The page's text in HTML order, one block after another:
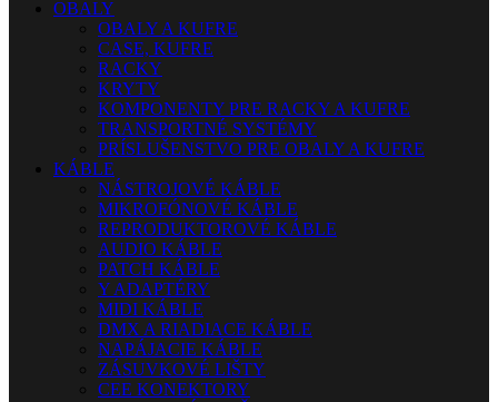
OBALY
OBALY A KUFRE
CASE, KUFRE
RACKY
KRYTY
KOMPONENTY PRE RACKY A KUFRE
TRANSPORTNÉ SYSTÉMY
PRÍSLUŠENSTVO PRE OBALY A KUFRE
KÁBLE
NÁSTROJOVÉ KÁBLE
MIKROFÓNOVÉ KÁBLE
REPRODUKTOROVÉ KÁBLE
AUDIO KÁBLE
PATCH KÁBLE
Y ADAPTÉRY
MIDI KÁBLE
DMX A RIADIACE KÁBLE
NAPÁJACIE KÁBLE
ZÁSUVKOVÉ LIŠTY
CEE KONEKTORY